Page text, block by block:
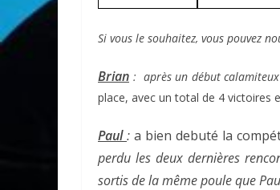
Si vous le souhaitez, vous pouvez
Brian : après un début calamiteux
place, avec un total de 4 victoires
Paul: a bien debuté la
perdu les deux dernières
sortis dela même poule que